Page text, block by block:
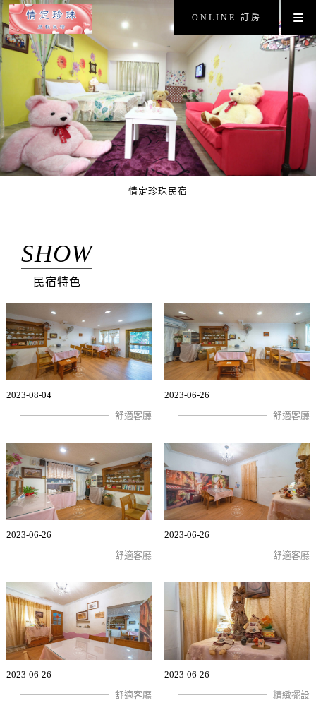
ONLINE 訂房
情定珍珠民宿
SHOW
民宿特色
2023-08-04
舒適客廳
2023-06-26
舒適客廳
2023-06-26
舒適客廳
2023-06-26
舒適客廳
2023-06-26
舒適客廳
2023-06-26
精緻擺設